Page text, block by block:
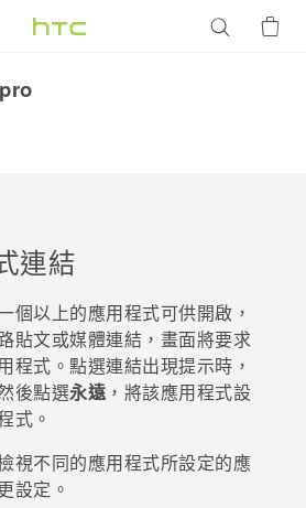
連結
個以上的應用程式可供開啟，
貼文或媒體連結，畫面將要求
程式。點選連結出現提示時，
後點選永遠，將該應用程式設
式。
視不同的應用程式所設定的應
設定。